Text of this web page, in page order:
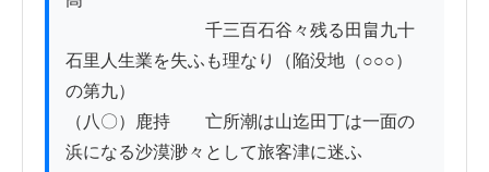
千三百石谷々残る田畠九十
石里人生業を失ふも理なり（陥没地（○○○）
の第九）
（八〇）鹿持　　亡所潮は山迄田丁は一面の
浜になる沙漠渺々として旅客津に迷ふ